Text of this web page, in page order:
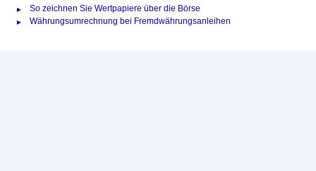
So zeichnen Sie Wertpapiere über die Börse
Währungsumrechnung bei Fremdwährungsanleihen